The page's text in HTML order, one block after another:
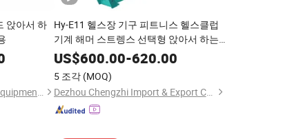
앉아서 하
Dezhou Mingyang Fitness Equipment Co., Ltd.
Hy-E11 헬스장 기구 피트니스 헬스클럽
기계 해머 스트렝스 선택형 앉아서 하는
로우 백 운동 기계 핀 장착
US$600.00-620.00
5 조각 (MOQ)
Dezhou Chengzhi Import & Export Co., Ltd.